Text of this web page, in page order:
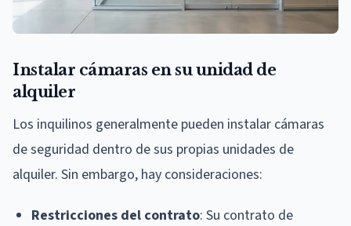
Instalar cámaras en su unidad de
alquiler
Los inquilinos generalmente pueden instalar cámaras
de seguridad dentro de sus propias unidades de
alquiler. Sin embargo, hay consideraciones:
Restricciones del contrato: Su contrato de